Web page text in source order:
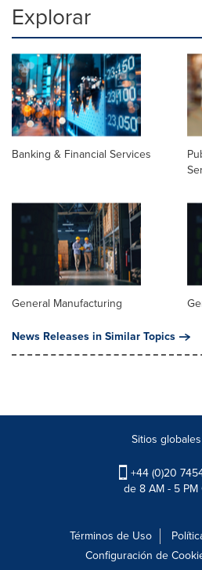
Explorar
Banking & Financial Services
General Manufacturing
News Releases in Similar Topics
Sitios globales
+44 (0)20
de 8 AM - 5 PM
Términos de Uso
Configuración de